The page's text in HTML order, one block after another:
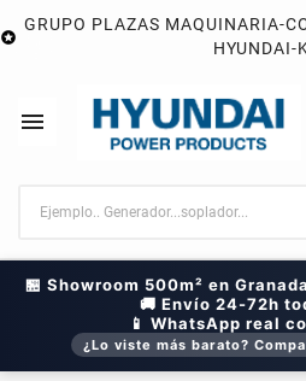

GRUPO PLAZAS MAQUINARIA-
HYUNDAI-

🏪 Showroom 500m² en Granada
🚚 Envío 24-72h
📱 WhatsApp real
¿Lo viste más barato?